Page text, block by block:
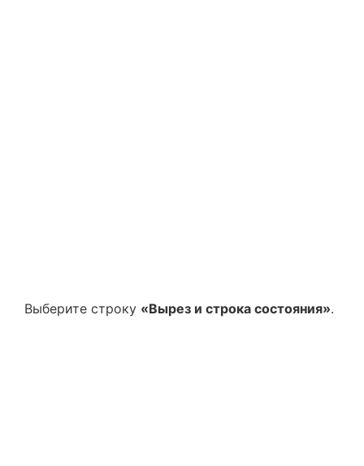
Выберите строку «Вырез и строка состояния».